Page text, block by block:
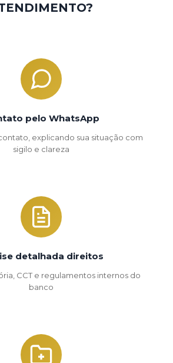
pelo WhatsApp
explicando sua situação com
sigilo e clareza
detalhada direitos
CCT e regulamentos internos do
banco